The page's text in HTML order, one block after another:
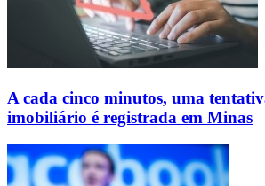
A cada cinco minutos, uma
imobiliário é registrada em Minas